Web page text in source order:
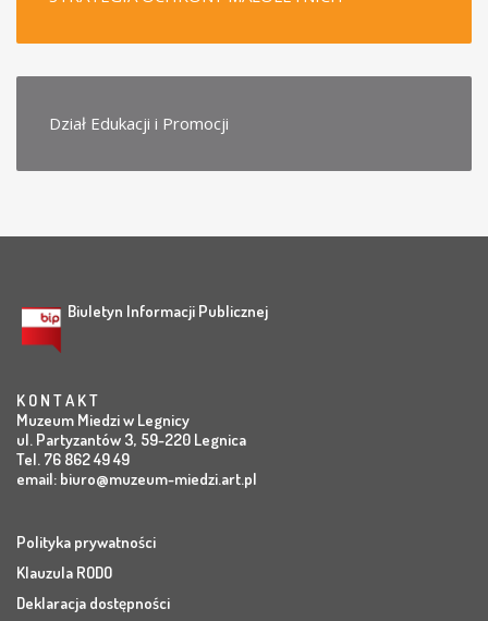
Dział Edukacji i Promocji
Biuletyn Informacji Publicznej
K O N T A K T
Muzeum Miedzi w Legnicy
ul. Partyzantów 3, 59-220 Legnica
Tel. 76 862 49 49
email: biuro@muzeum-miedzi.art.pl
Polityka prywatności
Klauzula RODO
Deklaracja dostępności